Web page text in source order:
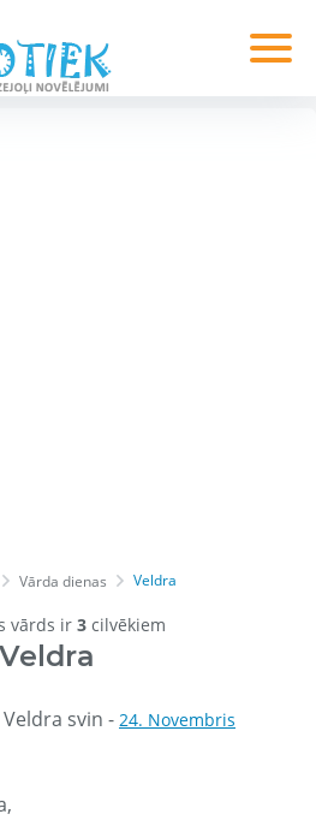
Vārda dienas Veldra
vārds ir 3 cilvēkiem
Veldra
svin - 24. Novembris